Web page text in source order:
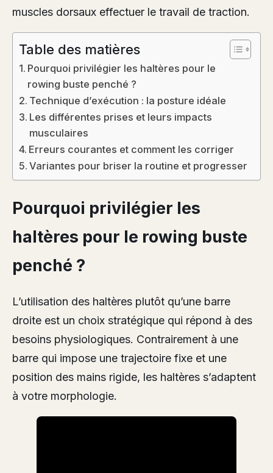
muscles dorsaux effectuer le travail de traction.
Table des matières
Pourquoi privilégier les haltères pour le
rowing buste penché ?
Technique d’exécution : la posture idéale
Les différentes prises et leurs impacts
musculaires
Erreurs courantes et comment les corriger
Variantes pour briser la routine et progresser
Pourquoi privilégier les
haltères pour le rowing buste
penché ?
L’utilisation des haltères plutôt qu’une barre
droite est un choix stratégique qui répond à des
besoins physiologiques. Contrairement à une
barre qui impose une trajectoire fixe et une
position des mains rigide, les haltères s’adaptent
à votre morphologie.